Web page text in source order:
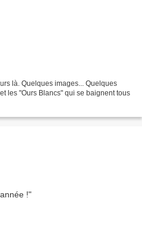
là. Quelques images... Quelques
les "Ours Blancs" qui se baignent tous